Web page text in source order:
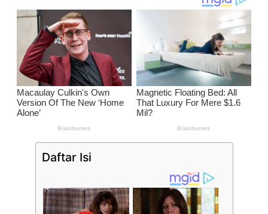
Daftar Isi